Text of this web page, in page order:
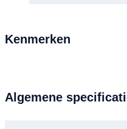
Kenmerken
Algemene